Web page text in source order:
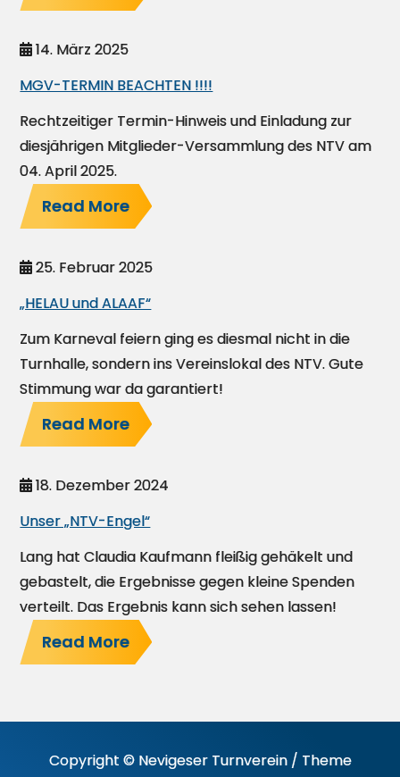
14. März 2025
MGV-TERMIN BEACHTEN !!!!
Rechtzeitiger Termin-Hinweis und Einladung zur
diesjährigen Mitglieder-Versammlung des NTV am
04. April 2025.
Read More
25. Februar 2025
„HELAU und ALAAF“
Zum Karneval feiern ging es diesmal nicht in die
Turnhalle, sondern ins Vereinslokal des NTV. Gute
Stimmung war da garantiert!
Read More
18. Dezember 2024
Unser „NTV-Engel“
Lang hat Claudia Kaufmann fleißig gehäkelt und
gebastelt, die Ergebnisse gegen kleine Spenden
verteilt. Das Ergebnis kann sich sehen lassen!
Read More
Copyright © Nevigeser Turnverein / Theme